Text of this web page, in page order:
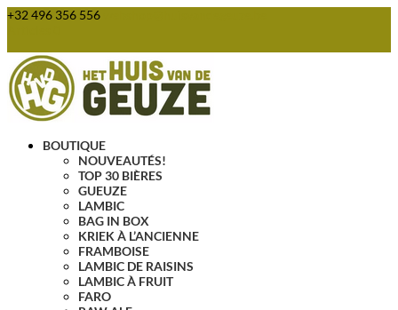
+32 496 356 556
BOUTIQUE
NOUVEAUTÉS!
TOP 30 BIÈRES
GUEUZE
LAMBIC
BAG IN BOX
KRIEK À L’ANCIENNE
FRAMBOISE
LAMBIC DE RAISINS
LAMBIC À FRUIT
FARO